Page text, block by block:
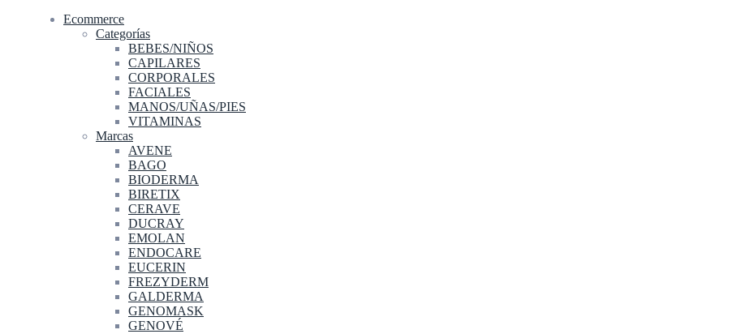
Ecommerce
Categorías
BEBES/NIÑOS
CAPILARES
CORPORALES
FACIALES
MANOS/UÑAS/PIES
VITAMINAS
Marcas
AVENE
BAGO
BIODERMA
BIRETIX
CERAVE
DUCRAY
EMOLAN
ENDOCARE
EUCERIN
FREZYDERM
GALDERMA
GENOMASK
GENOVÉ